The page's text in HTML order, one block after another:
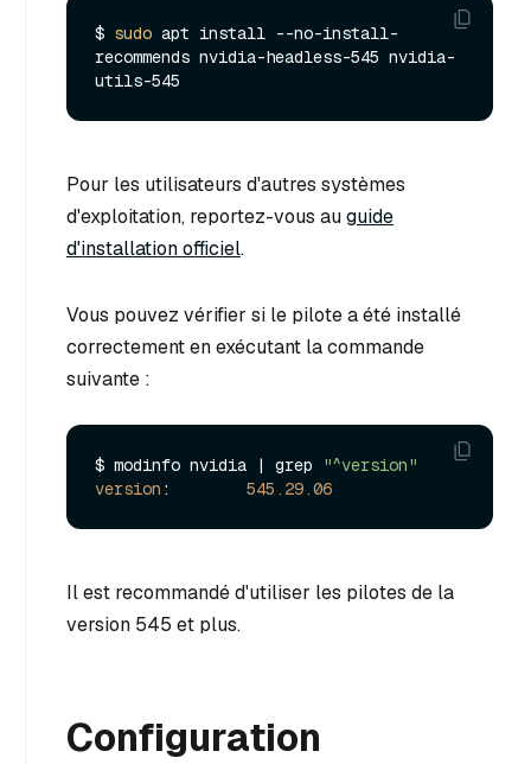
$ sudo apt install --no-install-
recommends nvidia-headless-545 nvidia-
Pour les utilisateurs d'autres systèmes
d'exploitation, reportez-vous auguide
d'installation officiel.
Vous pouvez vérifier si le pilote a été installé
correctement en exécutant la commande
suivante :
$ modinfo nvidia | grep
"^version"
version : 545.29.06
Il est recommandé d'utiliser les pilotes de la
version 545 et plus.
Configuration